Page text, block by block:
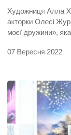
Художниця Алла
акторки Олесі
моєї дружини»,
07 Вересня 2022